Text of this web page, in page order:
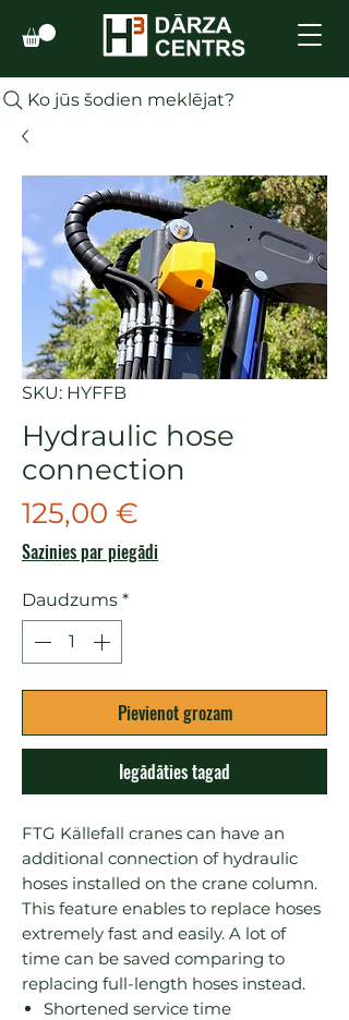
Ko jūs šodien meklējat?
SKU: HYFFB
Hydraulic hose
connection
125,00 €
Sazinies par piegādi
Daudzums *
Pievienot grozam
Iegādāties tagad
FTG Källefall cranes can have an
additional connection of hydraulic
hoses installed on the crane column.
This feature enables to replace hoses
extremely fast and easily. A lot of
time can be saved comparing to
Shortened service time